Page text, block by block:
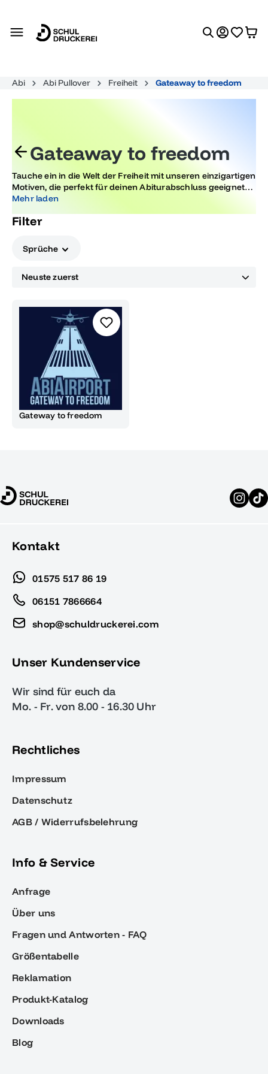
Abi Abi Pullover Freiheit Gateaway to freedom
Gateaway to freedom
Tauche ein in die Welt der Freiheit mit unseren einzigartigen
Motiven, die perfekt für deinen Abiturabschluss geeignet
sind. Feiere diesen besonderen Moment stilvoll und
deine Persönlichkeit widerspiegeln.
Mehr laden
Filter
Sprüche
Gateway to freedom
Kontakt
01575 517 86 19
06151 7866664
shop@schuldruckerei.com
Unser Kundenservice
Wir sind für euch da
Mo. - Fr. von 8.00 - 16.30 Uhr
Rechtliches
Impressum
Datenschutz
AGB / Widerrufsbelehrung
Info & Service
Anfrage
Über uns
Fragen und Antworten - FAQ
Größentabelle
Reklamation
Produkt-Katalog
Downloads
Blog